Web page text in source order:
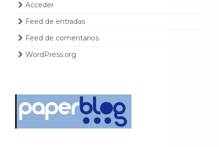
Acceder
Feed de entradas
Feed de comentarios
WordPress.org